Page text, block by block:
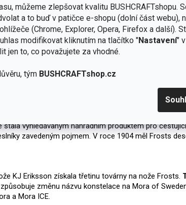
můžeme zlepšovat kvalitu BUSHCRAFTshopu.
a to buď v patičce e-shopu (dolní část webu),
(Chrome, Explorer, Opera, Firefox a další).
modifikovat kliknutím na tlačítko "Nastavení"
jen to, co považujete za vhodné.
tým BUSHCRAFTshop.cz
pro celý svět. Semínko toho, co se později stalo
čtyřech letech práce dřevorubce v Severní Americe.
zdroji a zužitkovat zbylý materiál z výroby.
vyhledávaným náhradním produktem pro
zavedeným pojmem. V roce 1904 měl Frosts
KJ Eriksson získala třetinu továrny na nože Frosts.
změnu názvu konstelace na Mora of
a Mora ICE.